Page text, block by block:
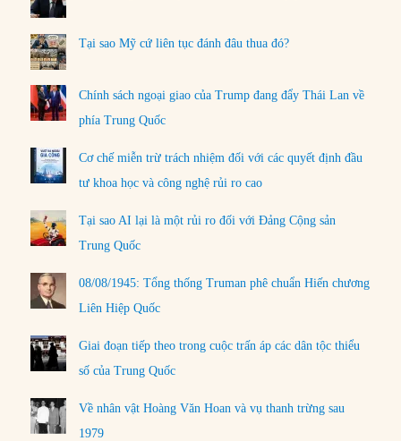
Tại sao Mỹ cứ liên tục đánh đâu thua đó?
Chính sách ngoại giao của Trump đang đẩy Thái Lan về
phía Trung Quốc
Cơ chế miễn trừ trách nhiệm đối với các quyết định đầu
tư khoa học và công nghệ rủi ro cao
Tại sao AI lại là một rủi ro đối với Đảng Cộng sản
Trung Quốc
08/08/1945: Tổng thống Truman phê chuẩn Hiến chương
Liên Hiệp Quốc
Giai đoạn tiếp theo trong cuộc trấn áp các dân tộc thiểu
số của Trung Quốc
Về nhân vật Hoàng Văn Hoan và vụ thanh trừng sau
1979